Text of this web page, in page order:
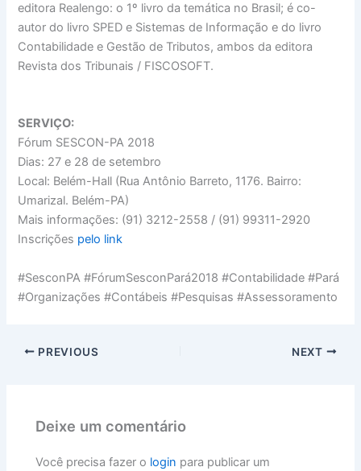
editora Realengo: o 1º livro da temática no Brasil; é co-
autor do livro SPED e Sistemas de Informação e do livro
Contabilidade e Gestão de Tributos, ambos da editora
Revista dos Tribunais / FISCOSOFT.
SERVIÇO:
Fórum SESCON-PA 2018
Dias: 27 e 28 de setembro
Local: Belém-Hall (Rua Antônio Barreto, 1176. Bairro:
Umarizal. Belém-PA)
Mais informações: (91) 3212-2558 / (91) 99311-2920
Inscrições pelo link
#SesconPA #FórumSesconPará2018 #Contabilidade #Pará
#Organizações #Contábeis #Pesquisas #Assessoramento
PREVIOUS NEXT
Deixe um comentário
Você precisa fazer o login para publicar um